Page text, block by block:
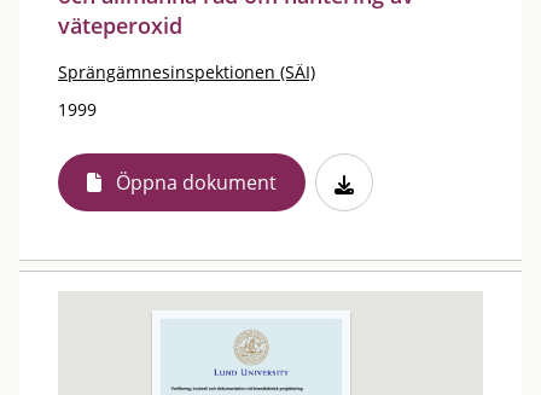
väteperoxid
Sprängämnesinspektionen (SÄI)
1999
Öppna dokument